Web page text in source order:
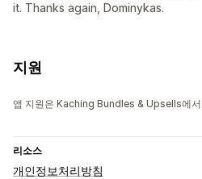
it. Thanks again, Dominykas.
지원
앱 지원은 Kaching Bundles & Upsells에서
리소스
개인정보처리방침